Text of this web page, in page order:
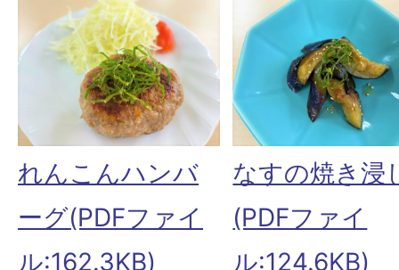
れんこんハンバ
ーグ(PDFファイ
ル:162.3KB)
なすの焼き浸
(PDFファイ
ル:124.6KB)